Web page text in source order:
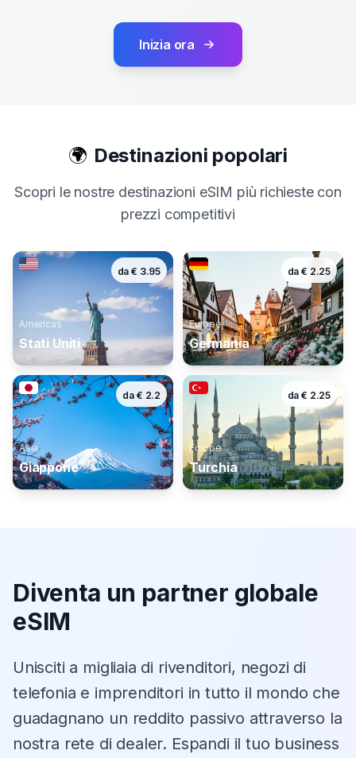
Inizia ora
🌍 Destinazioni popolari
Scopri le nostre destinazioni eSIM più richieste con
prezzi competitivi
da € 3.95
Americas
Stati Uniti
da € 2.25
Europe
Germania
da € 2.2
Asia
Giappone
da € 2.25
Europe
Turchia
Diventa un partner globale
eSIM
Unisciti a migliaia di rivenditori, negozi di
telefonia e imprenditori in tutto il mondo che
guadagnano un reddito passivo attraverso la
nostra rete di dealer. Espandi il tuo business